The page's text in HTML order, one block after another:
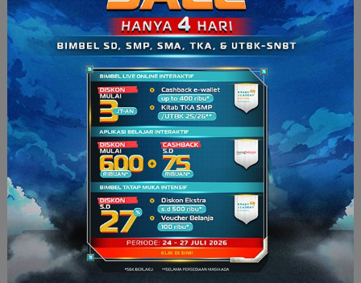
ngga?” tanya Roro.
“Betul,” jawab Kanguru singkat.
“Aha….aku baru ingat juga nih. Tadi, di papan tulis juga
mencatat ciri dan struktur kesimpulan hasil laporan
pengamatan,” tiba-tiba Guntur bersuara.
“Nah, itu kamu ingat. Coba jelasin ke Roro seperti apa ciri dan
struktur dari kesimpulan hasil laporan pengamatan,” pinta
Kanguru.
“Hehehe…Aku lupa mencatatnya,” ucap Guntur sembari
tersenyum pada Kanguru.